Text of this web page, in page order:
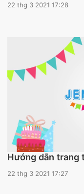
22 thg 3 2021 17:28
Hướng dẫn trang
22 thg 3 2021 17:27